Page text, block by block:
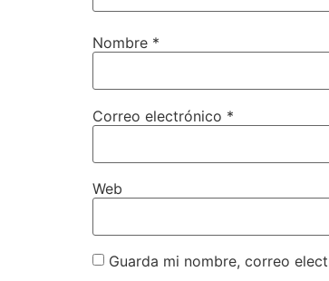
Nombre *
Correo electrónico *
Web
Guarda mi nombre, correo